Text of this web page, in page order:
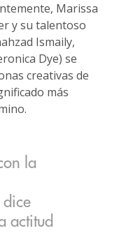
Marissa
y su talentoso
Ismaily,
Dye) se
creativas de
más
la
dice
actitud